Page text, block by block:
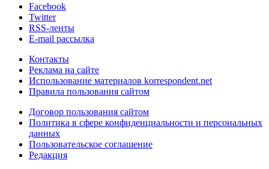
Facebook
Twitter
RSS-ленты
E-mail рассылка
Контакты
Реклама на сайте
Использование материалов korrespondent.net
Правила пользования сайтом
Договор пользования сайтом
Политика в сфере конфиденциальности и персональных
данных
Пользовательское соглашение
Редакция